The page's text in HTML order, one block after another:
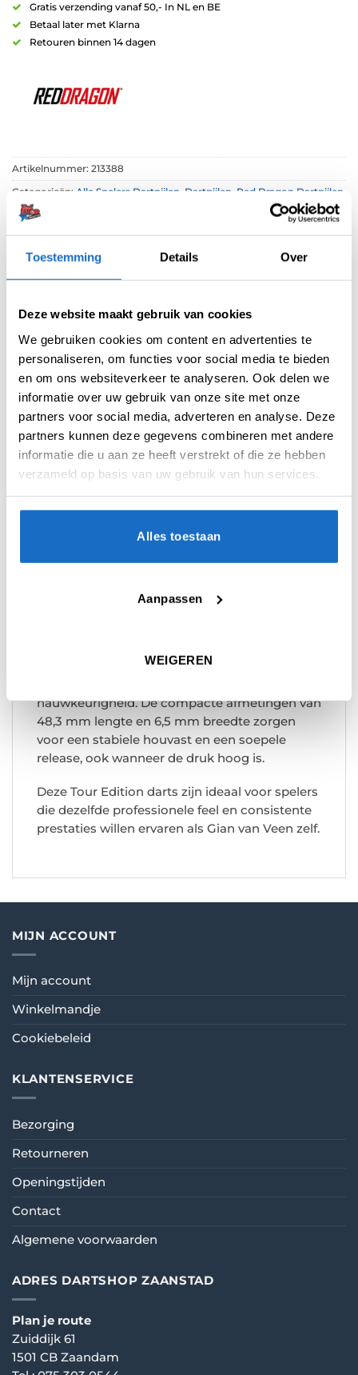
Toestemming Details Over
Deze website maakt gebruik van cookies
We gebruiken cookies om content en advertenties te
personaliseren, om functies voor social media te bieden
en om ons websiteverkeer te analyseren. Ook delen we
informatie over uw gebruik van onze site met onze
partners voor social media, adverteren en analyse. Deze
partners kunnen deze gegevens combineren met andere
informatie die u aan ze heeft verstrekt of die ze hebben
verzameld op basis van uw gebruik van hun services.
Alles toestaan
Aanpassen
WEIGEREN
Gratis verzending vanaf 50,- In NL en BE
Betaal later met Klarna
Retouren binnen 14 dagen
Artikelnummer: 213388
Categorieën: Alle Spelers Dartpijlen Dartpijlen Red Dragon Dartpijlen
Tag:Gian van Veen
Merk:Red Dragon
BESCHRIJVING
AANVULLENDE INFORMATIE
BEOORDELINGEN (0)
samenwerking met één van de grootste
topkwaliteit, betrouwbaarheid en comfort
barrel en doorlopende ringed grip bieden deze
nauwkeurigheid. De compacte afmetingen van
48,3 mm lengte en 6,5 mm breedte zorgen
voor een stabiele houvast en een soepele
release, ook wanneer de druk hoog is.
Deze Tour Edition darts zijn ideaal voor spelers
die dezelfde professionele feel en consistente
prestaties willen ervaren als Gian van Veen zelf.
MIJN ACCOUNT
Mijn account
Winkelmandje
Cookiebeleid
KLANTENSERVICE
Bezorging
Retourneren
Openingstijden
Contact
Algemene voorwaarden
ADRES DARTSHOP ZAANSTAD
Plan je route
Zuiddijk 61
1501 CB Zaandam